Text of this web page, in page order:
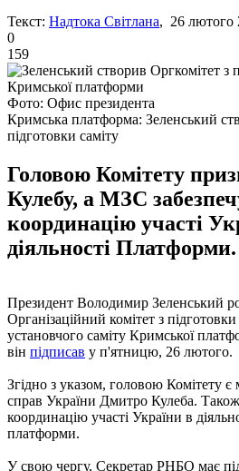
Текст: Надтока Світлана, 26 лютого
0
159
Фото: Офис президента
Кримська платформа: Зеленський
підготовки саміту
Головою Комітету
Кулебу, а МЗС
координацію участі
діяльності Платформи.
Президент Володимир Зеленський
Організаційний комітет з
установчого саміту Кримської
він підписав у п'ятницю, 26 лютого.
Згідно з указом, головою Комітету є
справ України Дмитро Кулеба.
координацію участі України в
платформи.
У свою чергу, Секретар РНБО має